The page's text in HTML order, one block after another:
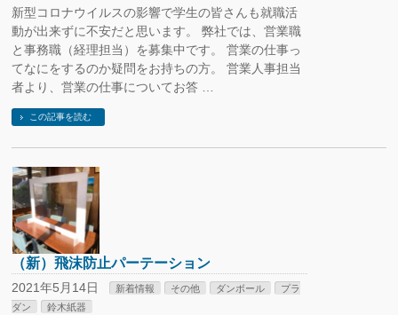
新型コロナウイルスの影響で学生の皆さんも就職活
動が出来ずに不安だと思います。 弊社では、営業職
と事務職（経理担当）を募集中です。 営業の仕事っ
てなにをするのか疑問をお持ちの方。 営業人事担当
者より、営業の仕事についてお答 …
この記事を読む
（新）飛沫防止パーテーション
2021年5月14日 新着情報 その他 ダンボール
プラ
ダン
鈴木紙器